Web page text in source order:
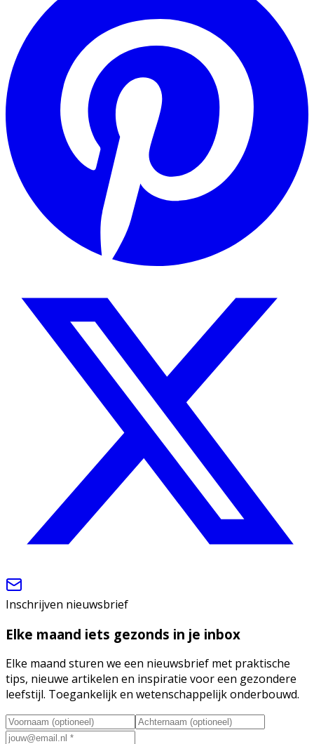
Inschrijven nieuwsbrief
Elke maand iets gezonds in je inbox
Elke maand sturen we een nieuwsbrief met praktische
tips, nieuwe artikelen en inspiratie voor een gezondere
leefstijl. Toegankelijk en wetenschappelijk onderbouwd.